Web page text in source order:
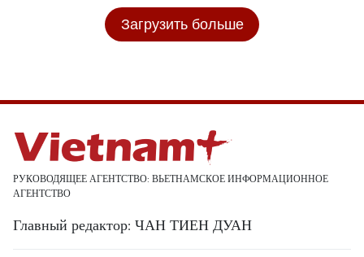
Загрузить больше
РУКОВОДЯЩЕЕ АГЕНТСТВО: ВЬЕТНАМСКОЕ ИНФОРМАЦИОННОЕ
АГЕНТСТВО
Главный редактор: ЧАН ТИЕН ДУАН